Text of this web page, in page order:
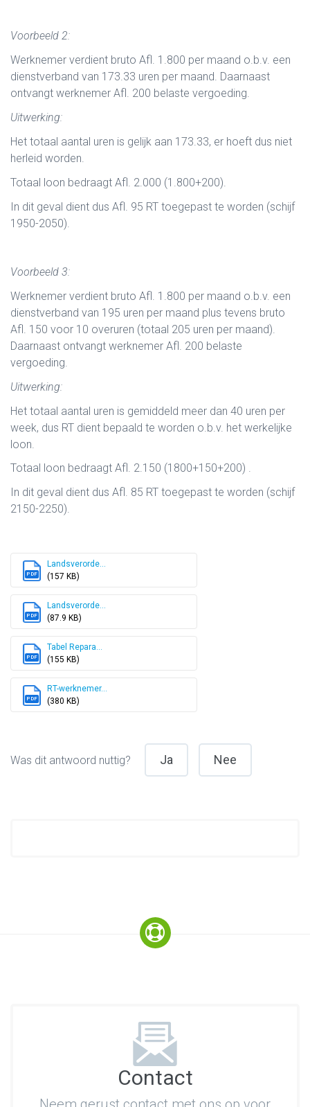
Voorbeeld 2:
Werknemer verdient bruto Afl. 1.800 per maand o.b.v. een
dienstverband van 173.33 uren per maand. Daarnaast
ontvangt werknemer Afl. 200 belaste vergoeding.
Uitwerking:
Het totaal aantal uren is gelijk aan 173.33, er hoeft dus niet
herleid worden.
Totaal loon bedraagt Afl. 2.000 (1.800+200).
In dit geval dient dus Afl. 95 RT toegepast te worden (schijf
1950-2050).
Voorbeeld 3:
Werknemer verdient bruto Afl. 1.800 per maand o.b.v. een
dienstverband van 195 uren per maand plus tevens bruto
Afl. 150 voor 10 overuren (totaal 205 uren per maand).
Daarnaast ontvangt werknemer Afl. 200 belaste
vergoeding.
Uitwerking:
Het totaal aantal uren is gemiddeld meer dan 40 uren per
week, dus RT dient bepaald te worden o.b.v. het werkelijke
loon.
Totaal loon bedraagt Afl. 2.150 (1800+150+200) .
In dit geval dient dus Afl. 85 RT toegepast te worden (schijf
2150-2250).
PDF
Landsverorde...
(157 KB)
PDF
Landsverorde...
(87.9 KB)
PDF
Tabel Repara...
(155 KB)
PDF
RT-werknemer...
(380 KB)
Was dit antwoord nuttig? Ja Nee
Contact